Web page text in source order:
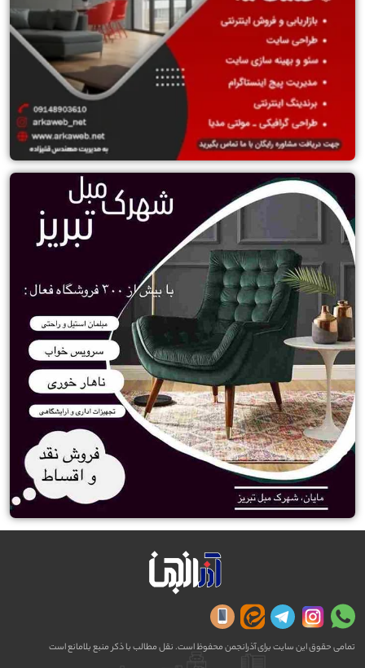
تمامی حقوق این سایت برای آذرانجمن محفوظ است. نقل مطالب با ذکر منبع بلامانع است